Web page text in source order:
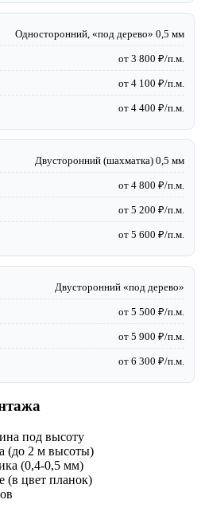
Односторонний, «под дерево» 0,5 мм
от 3 800 ₽/п.м.
от 4 100 ₽/п.м.
от 4 400 ₽/п.м.
Двусторонний (шахматка) 0,5 мм
от 4 800 ₽/п.м.
от 5 200 ₽/п.м.
от 5 600 ₽/п.м.
Двусторонний «под дерево»
от 5 500 ₽/п.м.
от 5 900 ₽/п.м.
от 6 300 ₽/п.м.
под высоту
(до 2 м высоты)
(0,4-0,5 мм)
(в цвет планок)